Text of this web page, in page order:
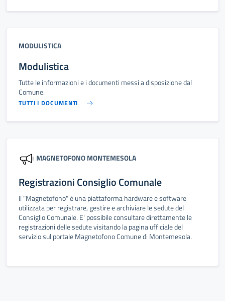
MODULISTICA
Modulistica
Tutte le informazioni e i documenti messi a disposizione dal
Comune.
TUTTI I DOCUMENTI
MAGNETOFONO MONTEMESOLA
Registrazioni Consiglio Comunale
Il "Magnetofono" è una piattaforma hardware e software
utilizzata per registrare, gestire e archiviare le sedute del
Consiglio Comunale. E' possibile consultare direttamente le
registrazioni delle sedute visitando la pagina ufficiale del
servizio sul portale Magnetofono Comune di Montemesola.